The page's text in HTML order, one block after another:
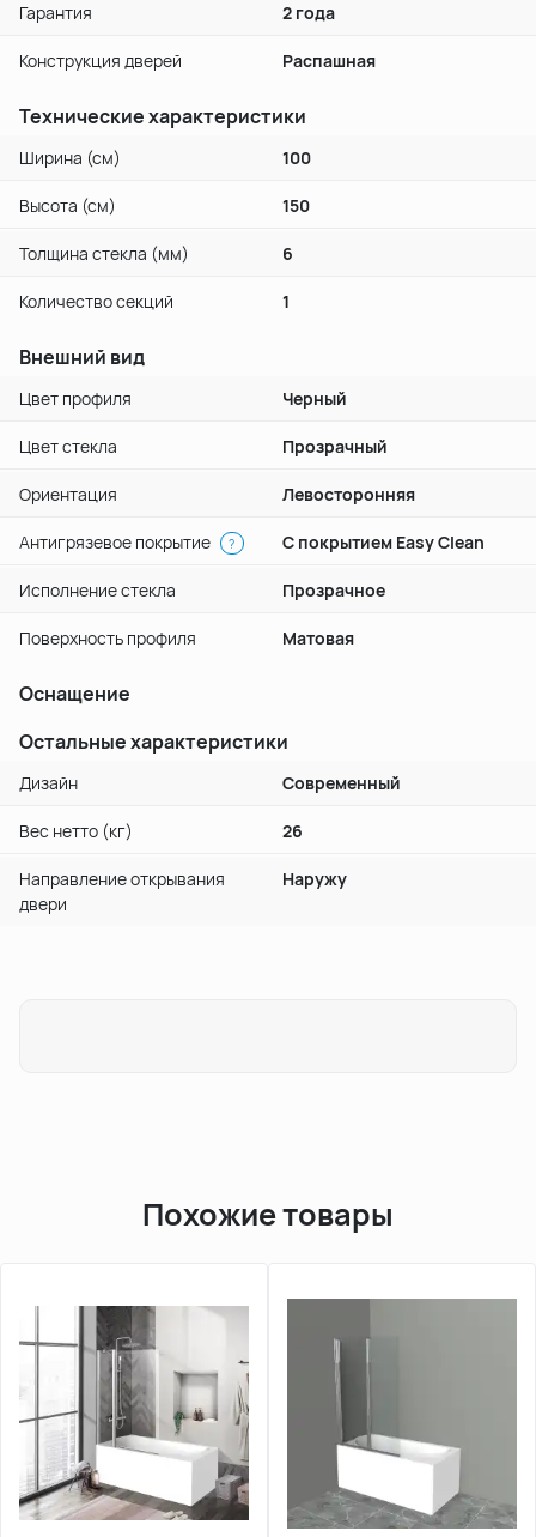
Гарантия 2 года
Конструкция дверей Распашная
Технические характеристики
Ширина (см) 100
Высота (см) 150
Толщина стекла (мм) 6
Количество секций 1
Внешний вид
Цвет профиля Черный
Цвет стекла Прозрачный
Ориентация Левосторонняя
Антигрязевое покрытие ? С покрытием Easy Clean
Исполнение стекла Прозрачное
Поверхность профиля Матовая
Оснащение
Остальные характеристики
Дизайн Современный
Вес нетто (кг) 26
Направление открывания
двери
Наружу
Похожие товары